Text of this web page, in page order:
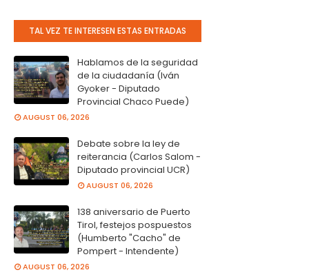
TAL VEZ TE INTERESEN ESTAS ENTRADAS
Hablamos de la seguridad
de la ciudadanía (Iván
Gyoker - Diputado
Provincial Chaco Puede)
AUGUST 06, 2026
Debate sobre la ley de
reiterancia (Carlos Salom -
Diputado provincial UCR)
AUGUST 06, 2026
138 aniversario de Puerto
Tirol, festejos pospuestos
(Humberto "Cacho" de
Pompert - Intendente)
AUGUST 06, 2026